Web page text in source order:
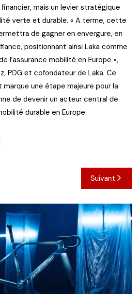
mais un levier stratégique
verte et durable. « A terme, cette
de gagner en envergure, en
positionnant ainsi Laka comme
l’assurance mobilité en Europe »,
PDG et cofondateur de Laka. Ce
une étape majeure pour la
de devenir un acteur central de
durable en Europe.
Suivant